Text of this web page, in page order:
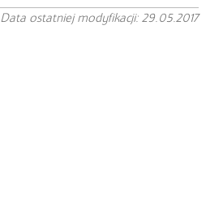
Data ostatniej modyfikacji: 29.05.2017